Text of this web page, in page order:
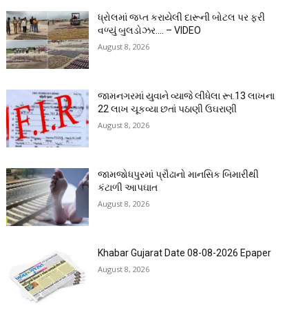
ધ્રોલમાં જપ્ત કરાયેલી દારૂની બોટલ પર ફરી
વળ્યું બુલડોઝર…. – VIDEO
August 8, 2026
જામનગરમાં યુવાને વ્યાજે લીધેલા રૂા.13 લાખના
22 લાખ ચૂકવ્યા છતાં પઠાણી ઉઘરાણી
August 8, 2026
જામજોધપુરમાં પ્રૌઢાનો માનસિક બિમારીથી
કંટાળી આપઘાત
August 8, 2026
Khabar Gujarat Date 08-08-2026 Epaper
August 8, 2026